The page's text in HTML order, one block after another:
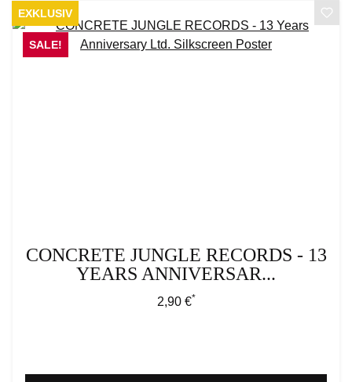
EXKLUSIV
SALE!
CONCRETE JUNGLE RECORDS - 13
YEARS ANNIVERSAR...
Regulärer Preis:
2,90 €*